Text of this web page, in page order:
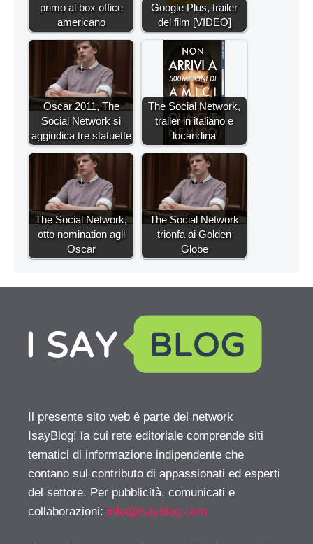
primo al box office
americano
Google Plus, trailer
del film [VIDEO]
Oscar 2011, The
Social Network si
aggiudica tre statuette
The Social Network,
trailer in italiano e
locandina
The Social Network,
otto nomination agli
Oscar
The Social Network
trionfa ai Golden
Globe
Il presente sito web è parte del network
IsayBlog! la cui rete editoriale comprende siti
tematici di informazione indipendente che
contano sul contributo di appassionati ed esperti
del settore. Per pubblicità, comunicati e
collaborazioni: info@isayblog.com